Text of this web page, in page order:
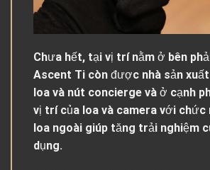
Chưa hết, tại vị trí nằm ở bên
Ascent Ti còn được nhà sản
loa và nút concierge và ở cạnh
vị trí của loa và camera với chức
loa ngoài giúp tăng trải nghiệm
dụng.